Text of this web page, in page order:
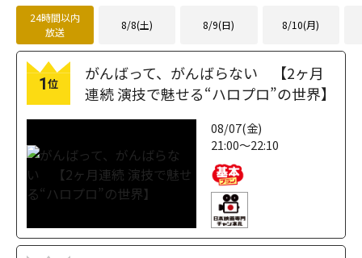
height="203"
loading="lazy"
fetchpriority="h
igh">
24時間以内
放送
8/8(土) 8/9(日) 8/10(月)
1位
がんばって、がんばらない 【2ヶ月
連続 演技で魅せる“ハロプロ”の世界】
08/07(金)
21:00～22:10